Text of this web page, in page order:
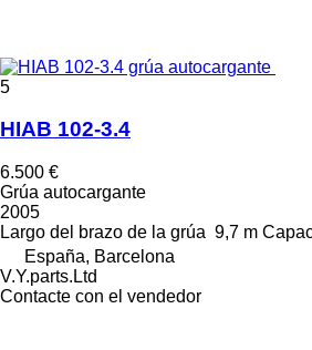
5
HIAB 102-3.4
6.500 €
Grúa autocargante
2005
Largo del brazo de la grúa 9,7 m
España, Barcelona
V.Y.parts.Ltd
Contacte con el vendedor